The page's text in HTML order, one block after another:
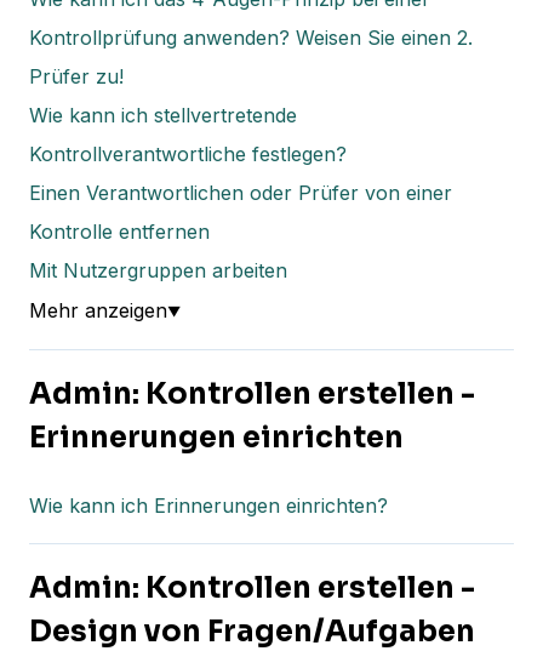
Kontrollprüfung anwenden? Weisen Sie einen 2.
Prüfer zu!
Wie kann ich stellvertretende
Kontrollverantwortliche festlegen?
Einen Verantwortlichen oder Prüfer von einer
Kontrolle entfernen
Mit Nutzergruppen arbeiten
Mehr anzeigen▼
Admin: Kontrollen erstellen -
Erinnerungen einrichten
Wie kann ich Erinnerungen einrichten?
Admin: Kontrollen erstellen -
Design von Fragen/Aufgaben